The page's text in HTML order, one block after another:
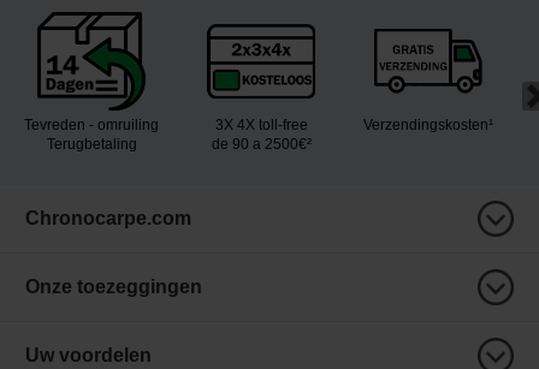
Tevreden - omruiling
Terugbetaling
3X 4X toll-free
de 90 a 2500€²
Verzendingskosten¹
Chronocarpe.com
Onze toezeggingen
Uw voordelen